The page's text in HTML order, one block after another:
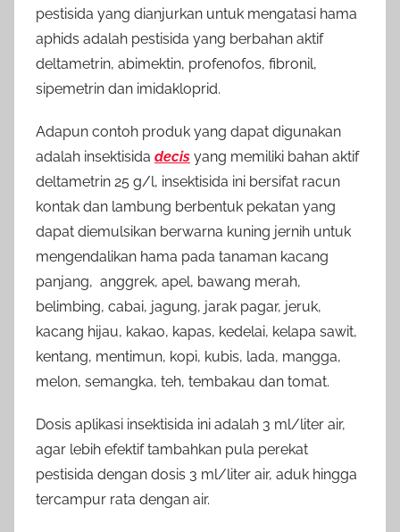
pestisida yang dianjurkan untuk mengatasi hama
aphids adalah pestisida yang berbahan aktif
deltametrin, abimektin, profenofos, fibronil,
sipemetrin dan imidakloprid.
Adapun contoh produk yang dapat digunakan
adalah insektisida decis yang memiliki bahan aktif
deltametrin 25 g/l, insektisida ini bersifat racun
kontak dan lambung berbentuk pekatan yang
dapat diemulsikan berwarna kuning jernih untuk
mengendalikan hama pada tanaman kacang
panjang, anggrek, apel, bawang merah,
belimbing, cabai, jagung, jarak pagar, jeruk,
kacang hijau, kakao, kapas, kedelai, kelapa sawit,
kentang, mentimun, kopi, kubis, lada, mangga,
melon, semangka, teh, tembakau dan tomat.
Dosis aplikasi insektisida ini adalah 3 ml/liter air,
agar lebih efektif tambahkan pula perekat
pestisida dengan dosis 3 ml/liter air, aduk hingga
tercampur rata dengan air.